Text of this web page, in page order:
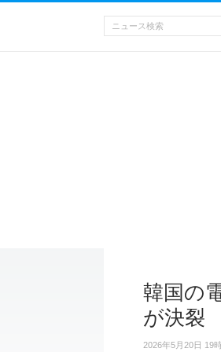
韓国の
が決裂
2026年5月20日 19